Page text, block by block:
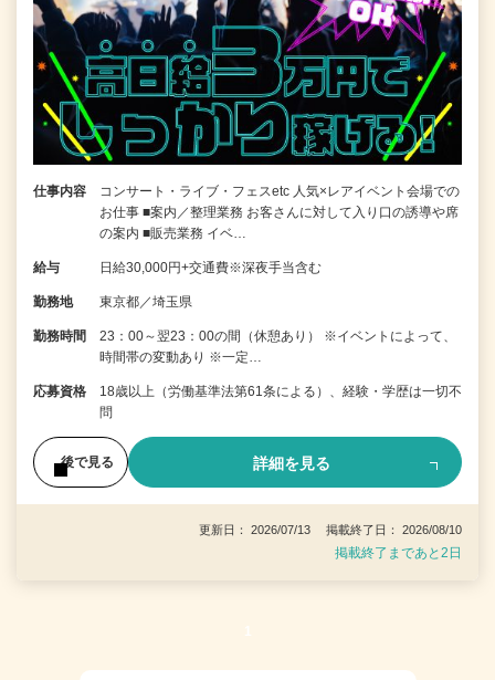
仕事内容
コンサート・ライブ・フェスetc 人気×レアイベント会場での
お仕事 ■案内／整理業務 お客さんに対して入り口の誘導や席
の案内 ■販売業務 イベ…
給与 日給30,000円+交通費※深夜手当含む
勤務地 東京都／埼玉県
勤務時間
23：00～翌23：00の間（休憩あり） ※イベントによって、
時間帯の変動あり ※一定…
応募資格
18歳以上（労働基準法第61条による）、経験・学歴は一切不
問
後で見る 詳細を見る
更新日： 2026/07/13 掲載終了日： 2026/08/10
掲載終了まであと2日
1